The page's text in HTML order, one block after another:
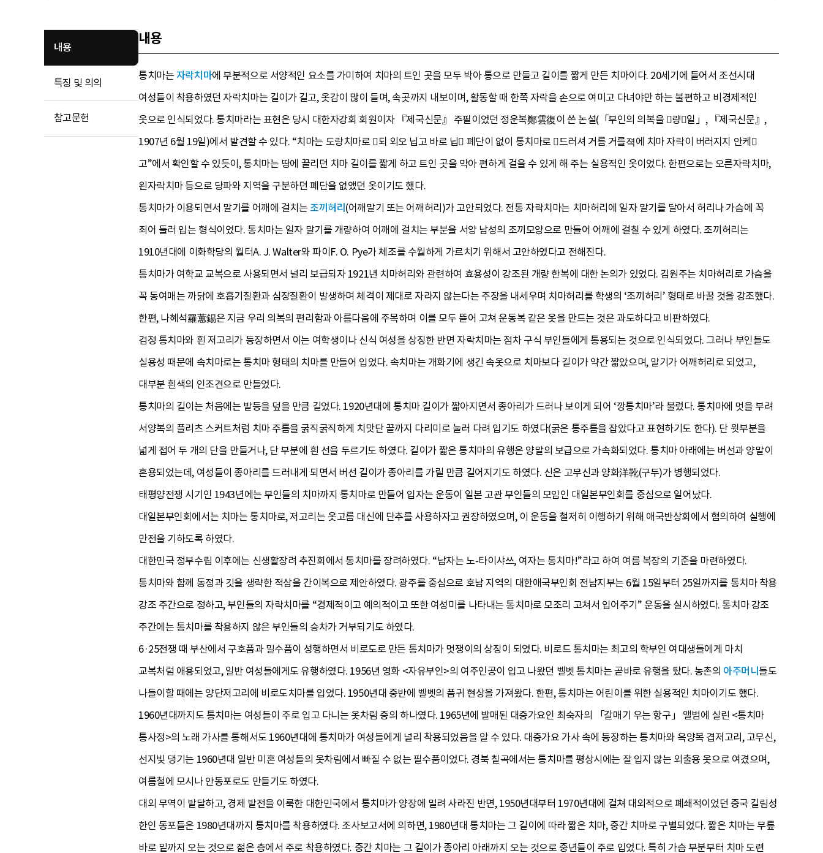
내용
특징 및 의의
참고문헌
내용
통치마는자락치마에 부분적으로 서양적인 요소를 가미하여 치마의 트인 곳을 모두 박아 통으로 만들고 길이를 짧게 만든 치마이다. 20세기에 들어서 조선시대
여성들이 착용하였던 자락치마는 길이가 길고, 옷감이 많이 들며, 속곳까지 내보이며, 활동할 때 한쪽 자락을 손으로 여미고 다녀야만 하는 불편하고 비경제적인
옷으로 인식되었다. 통치마라는 표현은 당시 대한자강회 회원이자 『제국신문』 주필이었던 정운복鄭雲復이 쓴 논설(「부인의 의복을 량일」, 『제국신문』,
1907년 6월 19일)에서 발견할 수 있다. “치마는 도랑치마로 되 외오 닙고 바로 닙 폐단이 없이 통치마로 드러셔 거름 거를젹에 치마 자락이 버러지지 안케
고”에서 확인할 수 있듯이, 통치마는 땅에 끌리던 치마 길이를 짧게 하고 트인 곳을 막아 편하게 걸을 수 있게 해 주는 실용적인 옷이었다. 한편으로는 오른자락치마,
왼자락치마 등으로 당파와 지역을 구분하던 폐단을 없앴던 옷이기도 했다.
통치마가 이용되면서 말기를 어깨에 걸치는조끼허리(어깨말기 또는 어깨허리)가 고안되었다. 전통 자락치마는 치마허리에 일자 말기를 달아서 허리나 가슴에 꼭
죄어 둘러 입는 형식이었다. 통치마는 일자 말기를 개량하여 어깨에 걸치는 부분을 서양 남성의 조끼모양으로 만들어 어깨에 걸칠 수 있게 하였다. 조끼허리는
1910년대에 이화학당의 월터A. J. Walter와 파이F. O. Pye가 체조를 수월하게 가르치기 위해서 고안하였다고 전해진다.
통치마가 여학교 교복으로 사용되면서 널리 보급되자 1921년 치마허리와 관련하여 효용성이 강조된 개량 한복에 대한 논의가 있었다. 김원주는 치마허리로 가슴을
꼭 동여매는 까닭에 호흡기질환과 심장질환이 발생하며 체격이 제대로 자라지 않는다는 주장을 내세우며 치마허리를 학생의 ‘조끼허리’ 형태로 바꿀 것을 강조했다.
한편, 나혜석羅蕙錫은 지금 우리 의복의 편리함과 아름다움에 주목하며 이를 모두 뜯어 고쳐 운동복 같은 옷을 만드는 것은 과도하다고 비판하였다.
검정 통치마와 흰 저고리가 등장하면서 이는 여학생이나 신식 여성을 상징한 반면 자락치마는 점차 구식 부인들에게 통용되는 것으로 인식되었다. 그러나 부인들도
실용성 때문에 속치마로는 통치마 형태의 치마를 만들어 입었다. 속치마는 개화기에 생긴 속옷으로 치마보다 길이가 약간 짧았으며, 말기가 어깨허리로 되었고,
대부분 흰색의 인조견으로 만들었다.
통치마의 길이는 처음에는 발등을 덮을 만큼 길었다. 1920년대에 통치마 길이가 짧아지면서 종아리가 드러나 보이게 되어 ‘깡통치마’라 불렀다. 통치마에 멋을 부려
서양복의 플리츠 스커트처럼 치마 주름을 굵직굵직하게 치맛단 끝까지 다리미로 눌러 다려 입기도 하였다(굵은 통주름을 잡았다고 표현하기도 한다). 단 윗부분을
넓게 접어 두 개의 단을 만들거나, 단 부분에 흰 선을 두르기도 하였다. 길이가 짧은 통치마의 유행은 양말의 보급으로 가속화되었다. 통치마 아래에는 버선과 양말이
혼용되었는데, 여성들이 종아리를 드러내게 되면서 버선 길이가 종아리를 가릴 만큼 길어지기도 하였다. 신은 고무신과 양화洋靴(구두)가 병행되었다.
태평양전쟁 시기인 1943년에는 부인들의 치마까지 통치마로 만들어 입자는 운동이 일본 고관 부인들의 모임인 대일본부인회를 중심으로 일어났다.
대일본부인회에서는 치마는 통치마로, 저고리는 옷고름 대신에 단추를 사용하자고 권장하였으며, 이 운동을 철저히 이행하기 위해 애국반상회에서 협의하여 실행에
만전을 기하도록 하였다.
대한민국 정부수립 이후에는 신생활장려 추진회에서 통치마를 장려하였다. “남자는 노-타이샤쓰, 여자는 통치마!”라고 하여 여름 복장의 기준을 마련하였다.
통치마와 함께 동정과 깃을 생략한 적삼을 간이복으로 제안하였다. 광주를 중심으로 호남 지역의 대한애국부인회 전남지부는 6월 15일부터 25일까지를 통치마 착용
강조 주간으로 정하고, 부인들의 자락치마를 “경제적이고 예의적이고 또한 여성미를 나타내는 통치마로 모조리 고쳐서 입어주기” 운동을 실시하였다. 통치마 강조
주간에는 통치마를 착용하지 않은 부인들의 승차가 거부되기도 하였다.
6·25전쟁 때 부산에서 구호품과 밀수품이 성행하면서 비로도로 만든 통치마가 멋쟁이의 상징이 되었다. 비로드 통치마는 최고의 학부인 여대생들에게 마치
교복처럼 애용되었고, 일반 여성들에게도 유행하였다. 1956년 영화 <자유부인>의 여주인공이 입고 나왔던 벨벳 통치마는 곧바로 유행을 탔다. 농촌의 아주머니들도
나들이할 때에는 양단저고리에 비로도치마를 입었다. 1950년대 중반에 벨벳의 품귀 현상을 가져왔다. 한편, 통치마는 어린이를 위한 실용적인 치마이기도 했다.
1960년대까지도 통치마는 여성들이 주로 입고 다니는 옷차림 중의 하나였다. 1965년에 발매된 대중가요인 최숙자의 「갈매기 우는 항구」 앨범에 실린 <통치마
통사정>의 노래 가사를 통해서도 1960년대에 통치마가 여성들에게 널리 착용되었음을 알 수 있다. 대중가요 가사 속에 등장하는 통치마와 옥양목 겹저고리, 고무신,
선지빛 댕기는 1960년대 일반 미혼 여성들의 옷차림에서 빠질 수 없는 필수품이었다. 경북 칠곡에서는 통치마를 평상시에는 잘 입지 않는 외출용 옷으로 여겼으며,
여름철에 모시나 안동포로도 만들기도 하였다.
대외 무역이 발달하고, 경제 발전을 이룩한 대한민국에서 통치마가 양장에 밀려 사라진 반면, 1950년대부터 1970년대에 걸쳐 대외적으로 폐쇄적이었던 중국 길림성
한인 동포들은 1980년대까지 통치마를 착용하였다. 조사보고서에 의하면, 1980년대 통치마는 그 길이에 따라 짧은 치마, 중간 치마로 구별되었다. 짧은 치마는 무릎
바로 밑까지 오는 것으로 젊은 층에서 주로 착용하였다. 중간 치마는 그 길이가 종아리 아래까지 오는 것으로 중년들이 주로 입었다. 특히 가슴 부분부터 치마 도련